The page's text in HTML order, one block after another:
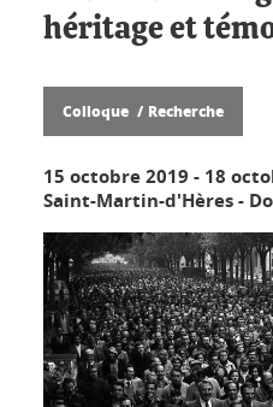
héritage et
Colloque Recherche
15 octobre 2019 - 18
Saint-Martin-d'Hères -